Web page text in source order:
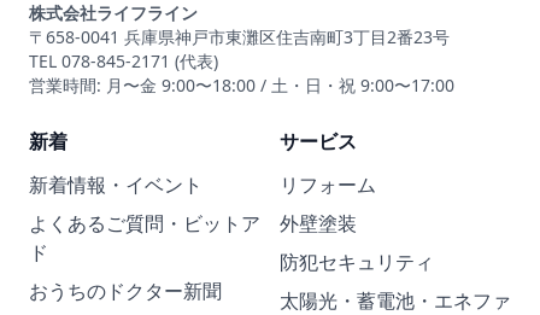
株式会社ライフライン
〒658-0041 兵庫県神戸市東灘区住吉南町3丁目2番23号
TEL 078-845-2171 (代表)
営業時間: 月〜金 9:00〜18:00 / 土・日・祝 9:00〜17:00
新着
新着情報・イベント
よくあるご質問・ビットア
ド
おうちのドクター新聞
サービス
リフォーム
外壁塗装
防犯セキュリティ
太陽光・蓄電池・エネファ